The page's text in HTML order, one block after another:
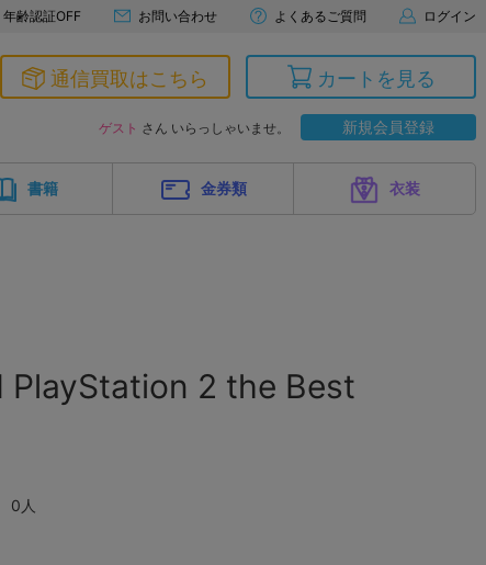
年齢認証OFF お問い合わせ よくあるご質問 ログイン
通信買取はこちら カートを見る
ゲスト さん いらっしゃいませ。 新規会員登録
書籍 金券類 衣装
PlayStation 2 the Best
0人